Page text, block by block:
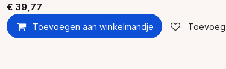
€ 39,77
Toevoegen aan winkelmandje